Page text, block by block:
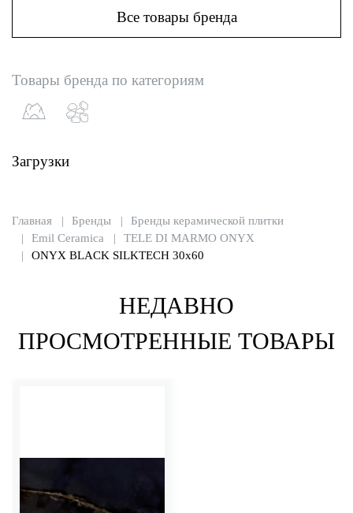
Все товары бренда
Товары бренда по категориям
Загрузки
Главная Бренды
Бренды керамической плитки
Emil Ceramica
TELE DI MARMO ONYX
ONYX BLACK SILKTECH 30x60
НЕДАВНО
ПРОСМОТРЕННЫЕ ТОВАРЫ